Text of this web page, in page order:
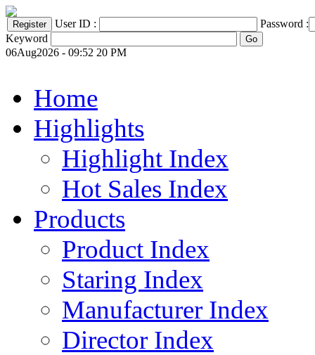
User ID :
Password :
Keyword
06Aug2026 - 09:52 20 PM
Home
Highlights
Highlight Index
Hot Sales Index
Products
Product Index
Staring Index
Manufacturer Index
Director Index